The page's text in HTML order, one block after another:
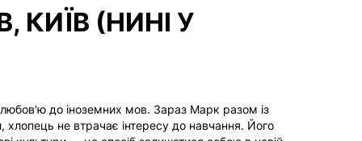
КИЇВ (НИНІ У
до іноземних мов. Зараз Марк разом із
не втрачає інтересу до навчання. Його